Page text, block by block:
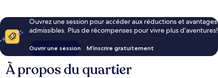
Ouvrez une session pour accéder aux réductions et avantages
admissibles. Plus de récompenses pour vivre plus d’aventures!
Ouvrir une session M’inscrire gratuitement
À propos du quartier